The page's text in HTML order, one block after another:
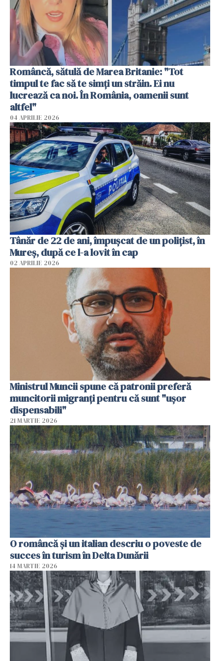
Româncă, sătulă de Marea Britanie: "Tot
timpul te fac să te simți un străin. Ei nu
lucrează ca noi. În România, oamenii sunt
altfel"
04 APRILIE 2026
Tânăr de 22 de ani, împușcat de un polițist, în
Mureș, după ce l-a lovit în cap
02 APRILIE 2026
Ministrul Muncii spune că patronii preferă
muncitorii migranți pentru că sunt "uşor
dispensabili"
21 MARTIE 2026
O româncă și un italian descriu o poveste de
succes în turism în Delta Dunării
14 MARTIE 2026